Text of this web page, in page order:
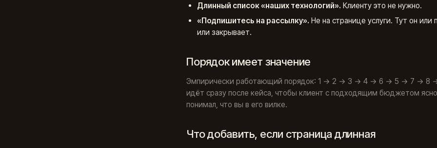
Длинный список «наших технологий». Клиенту это не нужно.
«Подпишитесь на рассылку». Не на странице услуги. Тут он или
или закрывает.
Порядок имеет значение
Эмпирически работающий порядок: 1 → 2 → 3 → 4 → 6 → 5 → 7 → 8
идёт сразу после кейса, чтобы клиент с подходящим бюджетом ясно
понимал, что вы в его вилке.
Что добавить, если страница длинная